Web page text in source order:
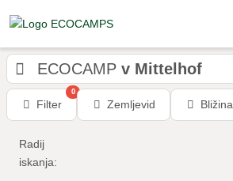
ECOCAMP v Mittelhof
Filter
0
Zemljevid Bližina
Radij
iskanja: